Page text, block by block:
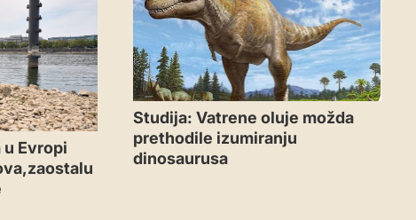
Evropi
Studija: Vatrene oluje možda
prethodile izumiranju
dinosaurusa